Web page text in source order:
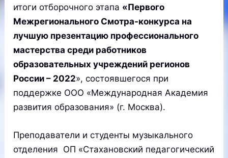
итоги отборочного этапа «Первого
Межрегионального Смотра-конкурса на
лучшую презентацию профессионального
мастерства среди работников
образовательных учреждений регионов
России – 2022», состоявшегося при
поддержке ООО «Международная Академия
развития образования» (г. Москва).
Преподаватели и студенты музыкального
отделения ОП «Стахановский педагогический